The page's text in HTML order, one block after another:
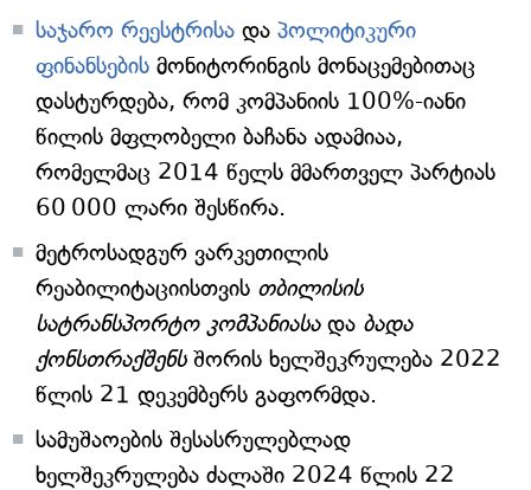
საჯარო რეესტრისა და პოლიტიკური
ფინანსების მონიტორინგის მონაცემებითაც
დასტურდება, რომ კომპანიის 100%-იანი
წილის მფლობელი ბაჩანა ადამიაა,
რომელმაც 2014 წელს მმართველ პარტიას
60 000 ლარი შესწირა.
მეტროსადგურ ვარკეთილის
რეაბილიტაციისთვის თბილისის
სატრანსპორტო კომპანიასადა ბადა
ქონსთრაქშენსშორის ხელშეკრულება 2022
წლის 21 დეკემბერს გაფორმდა.
სამუშაოების შესასრულებლად
ხელშეკრულება ძალაში 2024 წლის 22